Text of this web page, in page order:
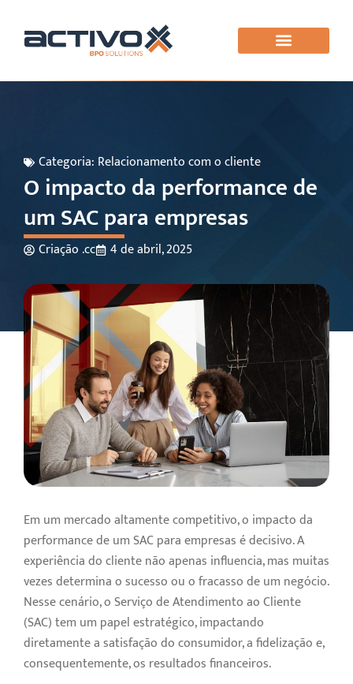
Categoria: Relacionamento com o cliente
O impacto da performance de
um SAC para empresas
Criação .cc 4 de abril, 2025
Em um mercado altamente competitivo, o impacto da
performance de um SAC para empresas é decisivo. A
experiência do cliente não apenas influencia, mas muitas
vezes determina o sucesso ou o fracasso de um negócio.
Nesse cenário, o Serviço de Atendimento ao Cliente
(SAC) tem um papel estratégico, impactando
diretamente a satisfação do consumidor, a fidelização e,
consequentemente, os resultados financeiros.